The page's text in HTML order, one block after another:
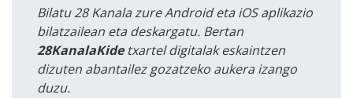
Bilatu 28 Kanala zure Android eta iOS aplikazio
bilatzailean eta deskargatu. Bertan
28KanalaKidetxartel digitalak eskaintzen
dizuten abantailez gozatzeko aukera izango
duzu.